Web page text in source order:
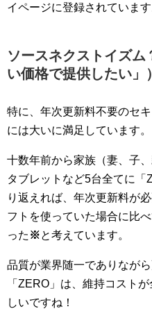
イページに登録されています
ソースネクストイズ
い価格で提供したい」
特に、年次更新料不要のセ
には大いに満足しています。
十数年前から家族（妻、子
タブレットなど5台全てに
り返えれば、年次更新料が
フトを使っていた場合に比
った ※と考えています。
品質が業界随一でありなが
「ZERO」は、維持コスト
しいですね！